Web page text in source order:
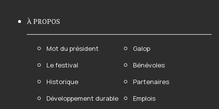
À PROPOS
Mot du président
Le festival
Historique
Développement durable
Galop
Bénévoles
Partenaires
Emplois